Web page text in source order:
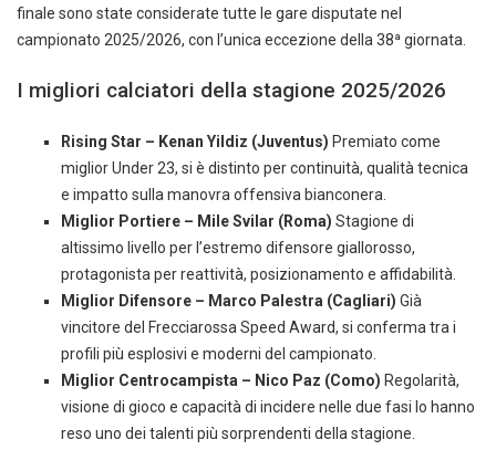
finale sono state considerate tutte le gare disputate nel
campionato 2025/2026, con l’unica eccezione della 38ª giornata.
I migliori calciatori della stagione 2025/2026
Rising Star – Kenan Yildiz (Juventus) Premiato come
miglior Under 23, si è distinto per continuità, qualità tecnica
e impatto sulla manovra offensiva bianconera.
Miglior Portiere – Mile Svilar (Roma) Stagione di
altissimo livello per l’estremo difensore giallorosso,
protagonista per reattività, posizionamento e affidabilità.
Miglior Difensore – Marco Palestra (Cagliari) Già
vincitore del Frecciarossa Speed Award, si conferma tra i
profili più esplosivi e moderni del campionato.
Miglior Centrocampista – Nico Paz (Como) Regolarità,
visione di gioco e capacità di incidere nelle due fasi lo hanno
reso uno dei talenti più sorprendenti della stagione.